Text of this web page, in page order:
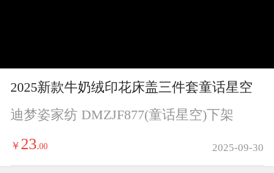
i
2025新款牛奶绒印花床盖三件套童话星空
迪梦姿家纺 DMZJF877(童话星空)下架
￥ 23.00 2025-09-30